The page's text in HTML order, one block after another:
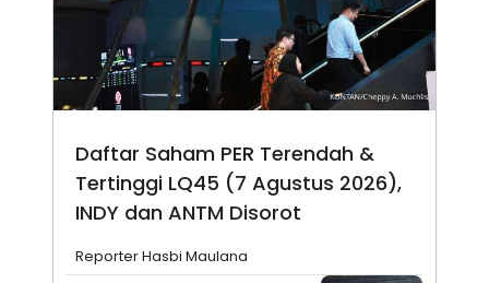
Daftar Saham PER Terendah &
Tertinggi LQ45 (7 Agustus 2026),
INDY dan ANTM Disorot
Reporter Hasbi Maulana